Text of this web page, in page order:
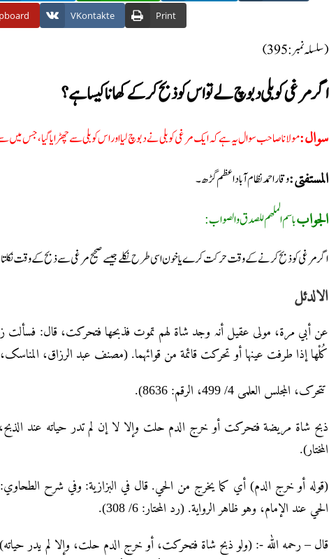
VKontakte Print
(سلسلہ نمبر: 395)
اگر مرغی کو بلی دبوچ لے تو اس کو ذبح کر کے کھانا کیسا ہے؟
سوال:مولانا صاحب سوال یہ ہے کہ ایک مرغی کو بلی نے دبوچ لیا اور اس کو بلی سے چھڑایا گیا، جس میں
المستفتی:وقار احمد نظام آباد اعظم گڑھ۔
الجوابباسم الملھم للصدق والصواب:
اگر مرغی کو ذبح کرنے کے وقت حرکت کرے یا خون اسی طرح نکلے جیسے صحیح مرغی سے ذبح کے وقت
الالدئل
عن أبي مرۃ، مولی عقیل أنہ وجد شاۃ لهم تموت فذبحها فتحرکت، قال: فسألت
کُلْها إذا طرفت عینها أو تحرکت قائمة من قوائهما. (مصنف عبد الرزاق،
تتحرک، المجلس العلمی 4/ 499، الرقم: 8636).
ذبح شاة مريضة فتحركت أو خرج الدم حلت وإلا لا إن لم تدر حياته عند
المختار).
(قوله أو خرج الدم) أي كما يخرج من الحي. قال في البزازية: وفي شرح
الحي عند الإمام، وهو ظاهر الرواية. (رد المحتار: 6/ 308).
قال – رحمه الله -: (ولو ذبح شاة فتحركت، أو خرج الدم حلت، وإلا لم يدر حياته)